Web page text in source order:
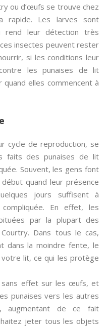
ou d’œufs se trouve chez
rapide. Les larves sont
rend leur détection très
insectes peuvent rester
si les conditions leur
les punaises de lit
elles commencent à
cycle de reproduction, se
faits des punaises de lit
Souvent, les gens font
quand leur présence
jours suffisent à
En effet, les
par la plupart des
Dans tous le cas,
dans la moindre fente, le
lit, ce qui les protège
sans effet sur les œufs, et
punaises vers les autres
augmentant de ce fait
jeter tous les objets